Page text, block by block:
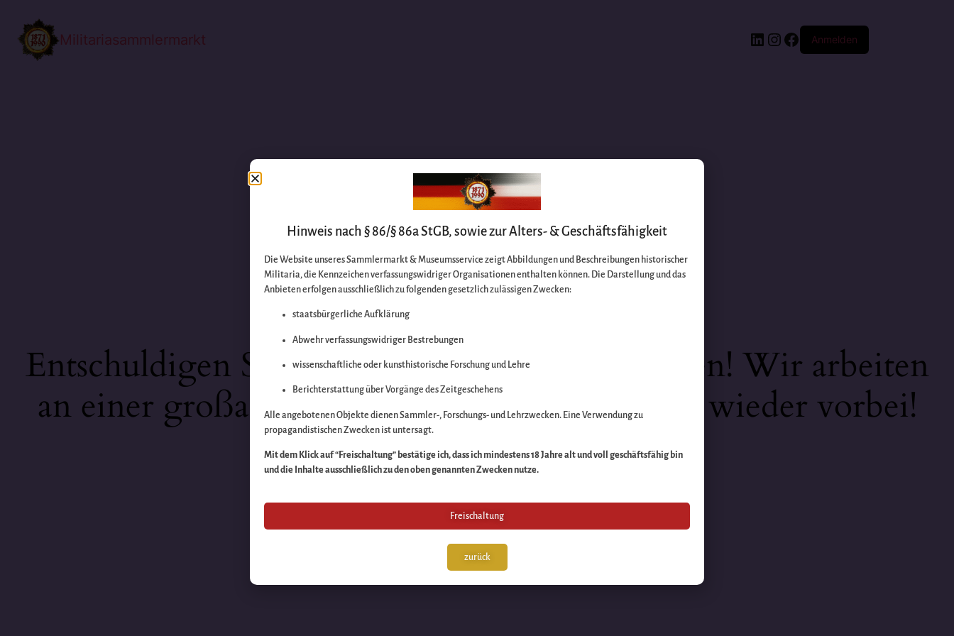
Militariasammlermarkt Anmelden
Entschuldigen Sie bitte die Unannehmlichkeiten! Wir arbeiten
an einer großartigen Sache – schauen Sie bald wieder vorbei!
Hinweis nach § 86/§ 86a StGB, sowie zur Alters- & Geschäftsfähigkeit
Die Website unseres Sammlermarkt & Museumsservice zeigt Abbildungen und Beschreibungen historischer
Militaria, die Kennzeichen verfassungswidriger Organisationen enthalten können. Die Darstellung und das
Anbieten erfolgen ausschließlich zu folgenden gesetzlich zulässigen Zwecken:
staatsbürgerliche Aufklärung
Abwehr verfassungswidriger Bestrebungen
wissenschaftliche oder kunsthistorische Forschung und Lehre
Berichterstattung über Vorgänge des Zeitgeschehens
Alle angebotenen Objekte dienen Sammler-, Forschungs- und Lehrzwecken. Eine Verwendung zu
propagandistischen Zwecken ist untersagt.
Mit dem Klick auf “Freischaltung” bestätige ich, dass ich mindestens 18 Jahre alt und voll geschäftsfähig bin
und die Inhalte ausschließlich zu den oben genannten Zwecken nutze.
Freischaltung
zurück